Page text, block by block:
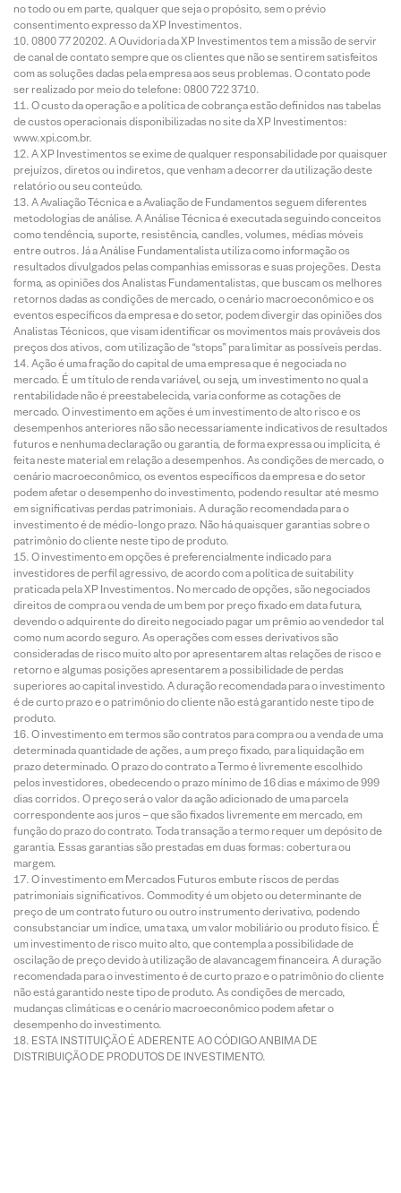
no todo ou em parte, qualquer que seja o propósito, sem o prévio
consentimento expresso da XP Investimentos.
0800 77 20202. A Ouvidoria da XP Investimentos tem a missão de servir
de canal de contato sempre que os clientes que não se sentirem satisfeitos
com as soluções dadas pela empresa aos seus problemas. O contato pode
ser realizado por meio do telefone: 0800 722 3710.
O custo da operação e a política de cobrança estão definidos nas tabelas
de custos operacionais disponibilizadas no site da XP Investimentos:
www.xpi.com.br.
A XP Investimentos se exime de qualquer responsabilidade por quaisquer
prejuízos, diretos ou indiretos, que venham a decorrer da utilização deste
relatório ou seu conteúdo.
A Avaliação Técnica e a Avaliação de Fundamentos seguem diferentes
metodologias de análise. A Análise Técnica é executada seguindo conceitos
como tendência, suporte, resistência, candles, volumes, médias móveis
entre outros. Já a Análise Fundamentalista utiliza como informação os
resultados divulgados pelas companhias emissoras e suas projeções. Desta
forma, as opiniões dos Analistas Fundamentalistas, que buscam os melhores
retornos dadas as condições de mercado, o cenário macroeconômico e os
eventos específicos da empresa e do setor, podem divergir das opiniões dos
Analistas Técnicos, que visam identificar os movimentos mais prováveis dos
preços dos ativos, com utilização de “stops” para limitar as possíveis perdas.
Ação é uma fração do capital de uma empresa que é negociada no
mercado. É um título de renda variável, ou seja, um investimento no qual a
rentabilidade não é preestabelecida, varia conforme as cotações de
mercado. O investimento em ações é um investimento de alto risco e os
desempenhos anteriores não são necessariamente indicativos de resultados
futuros e nenhuma declaração ou garantia, de forma expressa ou implícita, é
feita neste material em relação a desempenhos. As condições de mercado, o
cenário macroeconômico, os eventos específicos da empresa e do setor
podem afetar o desempenho do investimento, podendo resultar até mesmo
em significativas perdas patrimoniais. A duração recomendada para o
investimento é de médio-longo prazo. Não há quaisquer garantias sobre o
patrimônio do cliente neste tipo de produto.
O investimento em opções é preferencialmente indicado para
investidores de perfil agressivo, de acordo com a política de suitability
praticada pela XP Investimentos. No mercado de opções, são negociados
direitos de compra ou venda de um bem por preço fixado em data futura,
devendo o adquirente do direito negociado pagar um prêmio ao vendedor tal
como num acordo seguro. As operações com esses derivativos são
consideradas de risco muito alto por apresentarem altas relações de risco e
retorno e algumas posições apresentarem a possibilidade de perdas
superiores ao capital investido. A duração recomendada para o investimento
é de curto prazo e o patrimônio do cliente não está garantido neste tipo de
produto.
O investimento em termos são contratos para compra ou a venda de uma
determinada quantidade de ações, a um preço fixado, para liquidação em
prazo determinado. O prazo do contrato a Termo é livremente escolhido
pelos investidores, obedecendo o prazo mínimo de 16 dias e máximo de 999
dias corridos. O preço será o valor da ação adicionado de uma parcela
correspondente aos juros – que são fixados livremente em mercado, em
função do prazo do contrato. Toda transação a termo requer um depósito de
garantia. Essas garantias são prestadas em duas formas: cobertura ou
margem.
O investimento em Mercados Futuros embute riscos de perdas
patrimoniais significativos. Commodity é um objeto ou determinante de
preço de um contrato futuro ou outro instrumento derivativo, podendo
consubstanciar um índice, uma taxa, um valor mobiliário ou produto físico. É
um investimento de risco muito alto, que contempla a possibilidade de
oscilação de preço devido à utilização de alavancagem financeira. A duração
recomendada para o investimento é de curto prazo e o patrimônio do cliente
não está garantido neste tipo de produto. As condições de mercado,
mudanças climáticas e o cenário macroeconômico podem afetar o
desempenho do investimento.
ESTA INSTITUIÇÃO É ADERENTE AO CÓDIGO ANBIMA DE
DISTRIBUIÇÃO DE PRODUTOS DE INVESTIMENTO.